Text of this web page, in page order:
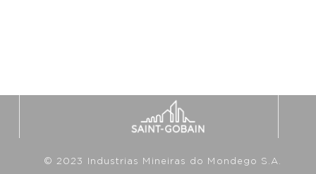
© 2023 Industrias Mineiras do Mondego S.A.